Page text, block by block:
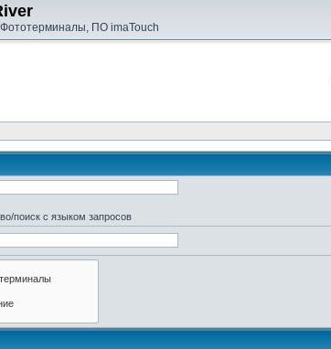
ПО imaTouch
поиск с языком запросов